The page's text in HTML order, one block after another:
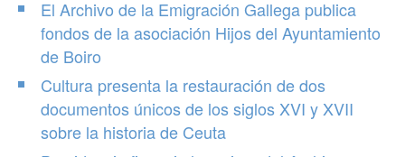
El Archivo de la Emigración Gallega publica
fondos de la asociación Hijos del Ayuntamiento
de Boiro
Cultura presenta la restauración de dos
documentos únicos de los siglos XVI y XVII
sobre la historia de Ceuta